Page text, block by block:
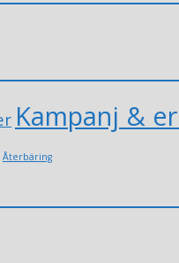
Kampanj &
Återbäring